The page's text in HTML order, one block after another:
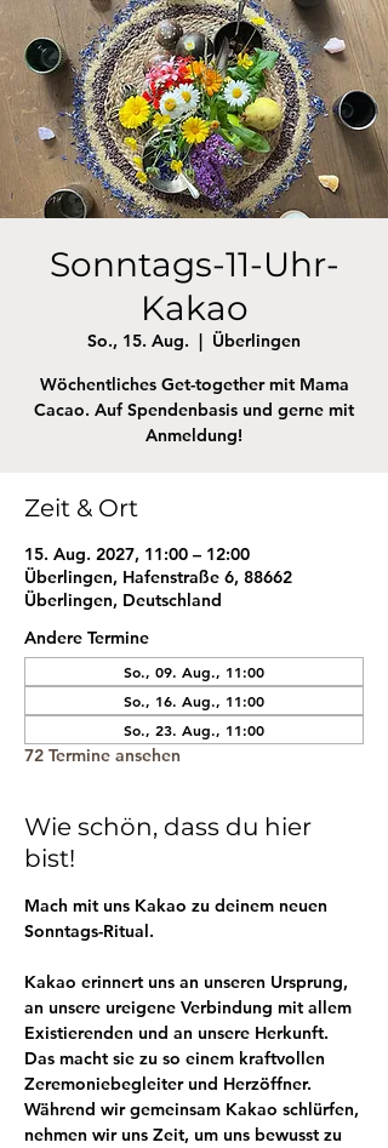
Sonntags-11-Uhr-
Kakao
So., 15. Aug.
  |
Überlingen
Wöchentliches Get-together mit Mama
Cacao. Auf Spendenbasis und gerne mit
Anmeldung!
Zeit & Ort
15. Aug. 2027, 11:00 – 12:00
Überlingen, Hafenstraße 6, 88662
Überlingen, Deutschland
Andere Termine
So., 09. Aug., 11:00
So., 16. Aug., 11:00
So., 23. Aug., 11:00
72 Termine ansehen
Wie schön, dass du hier
bist!
Mach mit uns Kakao zu deinem neuen
Sonntags-Ritual.
Kakao erinnert uns an unseren Ursprung,
an unsere ureigene Verbindung mit allem
Existierenden und an unsere Herkunft.
Das macht sie zu so einem kraftvollen
Zeremoniebegleiter und Herzöffner.
Während wir gemeinsam Kakao schlürfen,
nehmen wir uns Zeit, um uns bewusst zu